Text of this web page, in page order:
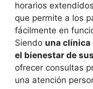
horarios
que permite a los
fácilmente en
Siendo una clínica
el bienestar de
ofrecer consultas
una atención